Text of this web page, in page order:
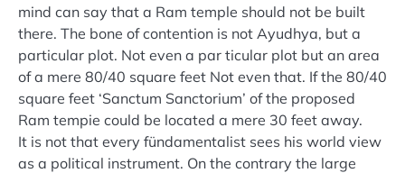
mind can say that a Ram temple should not be built
there. The bone of contention is not Ayudhya, but a
particular plot. Not even a par ticular plot but an area
of a mere 80/40 square feet Not even that. If the 80/40
square feet ‘Sanctum Sanctorium’ of the proposed
Ram tempie could be located a mere 30 feet away.
It is not that every fündamentalist sees his world view
as a political instrument. On the contrary the large